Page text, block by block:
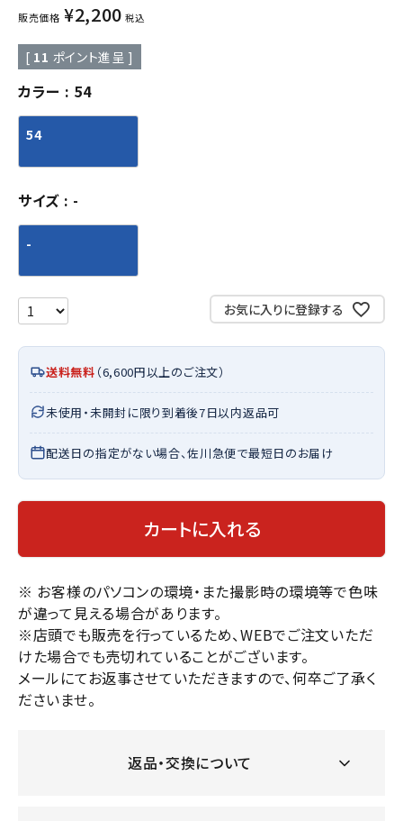
販売価格 ¥2,200 税込
[ 11 ポイント進呈 ]
カラー 54
54
サイズ -
-
お気に入りに登録する
送料無料 （6,600円以上のご注文）
未使用・未開封に限り到着後7日以内返品可
配送日の指定がない場合、佐川急便で最短日のお届け
カートに入れる
※ お客様のパソコンの環境・また撮影時の環境等で色味
が違って見える場合があります。
※店頭でも販売を行っているため、WEBでご注文いただ
けた場合でも売切れていることがございます。
メールにてお返事させていただきますので、何卒ご了承く
ださいませ。
返品・交換について